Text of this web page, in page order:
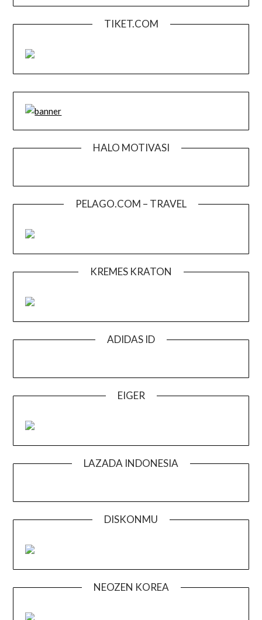
TIKET.COM
HALO MOTIVASI
PELAGO.COM – TRAVEL
KREMES KRATON
ADIDAS ID
EIGER
LAZADA INDONESIA
DISKONMU
NEOZEN KOREA